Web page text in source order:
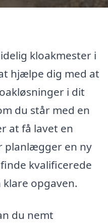
kloakmester i
hjælpe dig med at
i dit
du står med en
at få lavet en
planlægger en ny
kvalificerede
opgaven.
du nemt